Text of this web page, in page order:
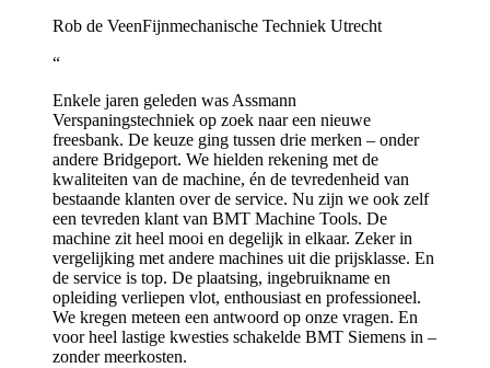
Rob de VeenFijnmechanische Techniek Utrecht
“
Enkele jaren geleden was Assmann
Verspaningstechniek op zoek naar een nieuwe
freesbank. De keuze ging tussen drie merken – onder
andere Bridgeport. We hielden rekening met de
kwaliteiten van de machine, én de tevredenheid van
bestaande klanten over de service. Nu zijn we ook zelf
een tevreden klant van BMT Machine Tools. De
machine zit heel mooi en degelijk in elkaar. Zeker in
vergelijking met andere machines uit die prijsklasse. En
de service is top. De plaatsing, ingebruikname en
opleiding verliepen vlot, enthousiast en professioneel.
We kregen meteen een antwoord op onze vragen. En
voor heel lastige kwesties schakelde BMT Siemens in –
zonder meerkosten.